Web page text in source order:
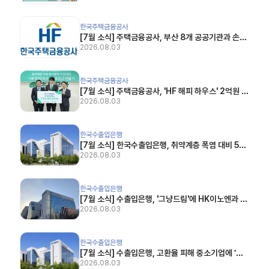
한국주택금융공사
[7월 소식] 주택금융공사, 부산 8개 공공기관과 손잡
고 부산경제활성화지원기금 조성 (아시아경제, 202
2026.08.03
[7월 소식] 주택금융공사, 'HF 해피 하우스' 2억원 후원… 취약계층 아동 주거복지 지원 (
한국주택금융공사
[7월 소식] 주택금융공사, 'HF 해피 하우스' 2억원 후
원… 취약계층 아동 주거복지 지원 (아시아경제, 202
2026.08.03
[7월 소식] 한국수출입은행, 취약계층 폭염 대비 5억9000만원 지원 (전자신문,
한국수출입은행
[7월 소식] 한국수출입은행, 취약계층 폭염 대비 5억
9000만원 지원 (전자신문, 2026.07.27)
2026.08.03
[7월 소식] 수출입은행, '그냥드림'에 HK이노엔과 5억원 상당 매칭 기부 (매일경제,
한국수출입은행
[7월 소식] 수출입은행, '그냥드림'에 HK이노엔과 5
억원 상당 매칭 기부 (매일경제, 2026.07.19)
2026.08.03
[7월 소식] 수출입은행, 고환율 피해 중소기업에 ‘초저금리 대출’ 긴급 지원 (데일리한국,
한국수출입은행
[7월 소식] 수출입은행, 고환율 피해 중소기업에 ‘초
저금리 대출’ 긴급 지원 (데일리한국, 2026.07.03)
2026.08.03